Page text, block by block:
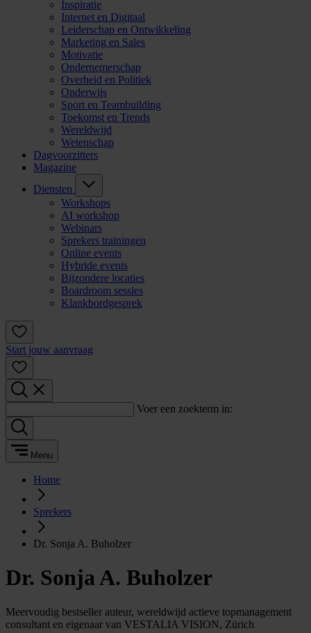
Inspiratie
Internet en Digitaal
Leiderschap en Ontwikkeling
Marketing en Sales
Motivatie
Ondernemerschap
Overheid en Politiek
Onderwijs
Sport en Teambuilding
Toekomst en Trends
Wereldwijd
Wetenschap
Dagvoorzitters
Magazine
Diensten
Workshops
AI workshop
Webinars
Sprekers trainingen
Online events
Hybride events
Bijzondere locaties
Boardroom sessies
Klankbordgesprek
Start jouw aanvraag
Voer een zoekterm in:
Menu
Home
Sprekers
Dr. Sonja A. Buholzer
Dr. Sonja A. Buholzer
Meervoudig bestseller auteur, wereldwijd actieve topmanagement
consultant en eigenaar van VESTALIA VISION, Zürich